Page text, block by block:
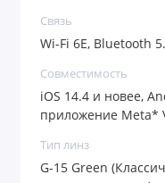
именно так, как вы
на 32 ГБ с запасом
фотографий
минутных роликов.
громче и получили
Связь
Wi-Fi 6E, Bluetooth
Совместимость
iOS 14.4 и новее,
приложение Meta*
Тип линз
G-15 Green